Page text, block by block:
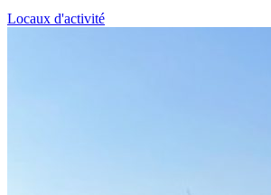
Locaux d'activité